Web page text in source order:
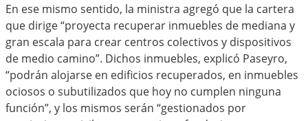
En ese mismo sentido, la ministra agregó que la cartera
que dirige “proyecta recuperar inmuebles de mediana y
gran escala para crear centros colectivos y dispositivos
de medio camino”. Dichos inmuebles, explicó Paseyro,
“podrán alojarse en edificios recuperados, en inmuebles
ociosos o subutilizados que hoy no cumplen ninguna
función”, y los mismos serán “gestionados por